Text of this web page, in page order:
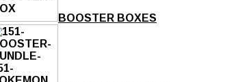
BOOSTER BOXES